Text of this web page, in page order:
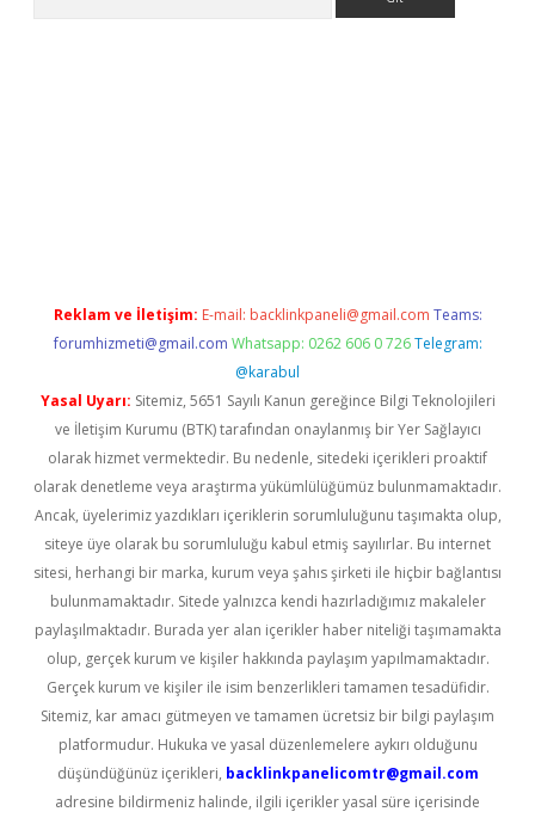
Reklam ve İletişim: E-mail: backlinkpaneli@gmail.com Teams:
forumhizmeti@gmail.com Whatsapp: 0262 606 0 726 Telegram:
@karabul
Yasal Uyarı: Sitemiz, 5651 Sayılı Kanun gereğince Bilgi Teknolojileri
ve İletişim Kurumu (BTK) tarafından onaylanmış bir Yer Sağlayıcı
olarak hizmet vermektedir. Bu nedenle, sitedeki içerikleri proaktif
olarak denetleme veya araştırma yükümlülüğümüz bulunmamaktadır.
Ancak, üyelerimiz yazdıkları içeriklerin sorumluluğunu taşımakta olup,
siteye üye olarak bu sorumluluğu kabul etmiş sayılırlar. Bu internet
sitesi, herhangi bir marka, kurum veya şahıs şirketi ile hiçbir bağlantısı
bulunmamaktadır. Sitede yalnızca kendi hazırladığımız makaleler
paylaşılmaktadır. Burada yer alan içerikler haber niteliği taşımamakta
olup, gerçek kurum ve kişiler hakkında paylaşım yapılmamaktadır.
Gerçek kurum ve kişiler ile isim benzerlikleri tamamen tesadüfidir.
Sitemiz, kar amacı gütmeyen ve tamamen ücretsiz bir bilgi paylaşım
platformudur. Hukuka ve yasal düzenlemelere aykırı olduğunu
düşündüğünüz içerikleri, backlinkpanelicomtr@gmail.com
adresine bildirmeniz halinde, ilgili içerikler yasal süre içerisinde